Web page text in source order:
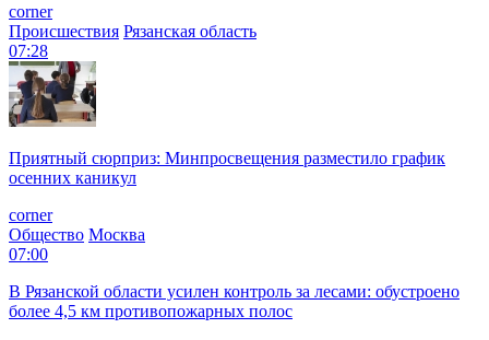
corner
Происшествия Рязанская область
07:28
Приятный сюрприз: Минпросвещения разместило график
осенних каникул
corner
Общество Москва
07:00
В Рязанской области усилен контроль за лесами: обустроено
более 4,5 км противопожарных полос